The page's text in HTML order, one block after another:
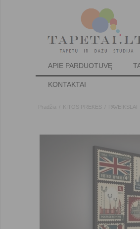
APIE PARDUOTUVĘ
KONTAKTAI
Pradžia KITOS PREKĖS PAVEIKSLAI